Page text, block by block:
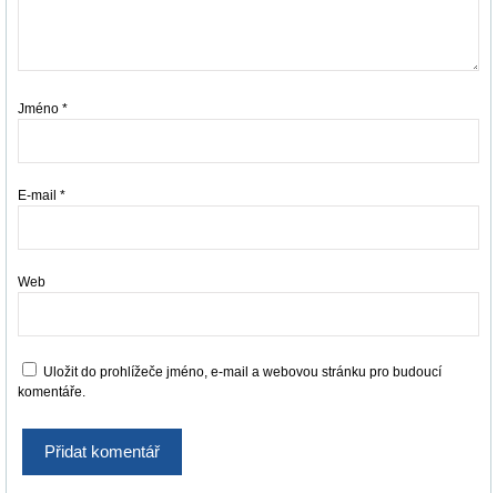
Jméno *
E-mail *
Web
Uložit do prohlížeče jméno, e-mail a webovou stránku pro budoucí
komentáře.